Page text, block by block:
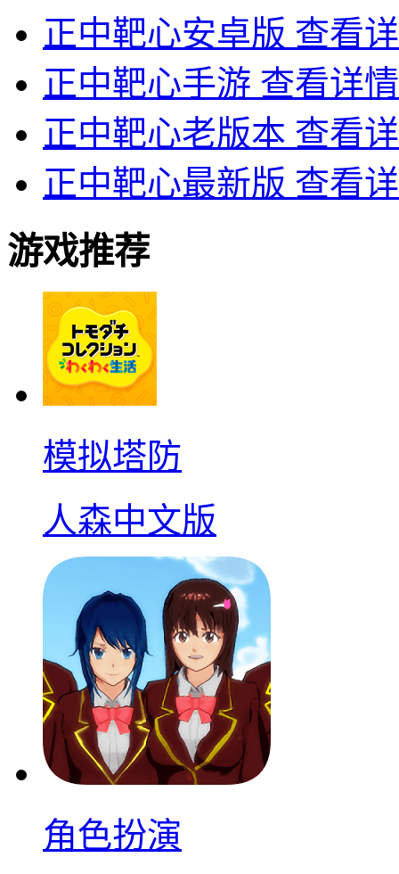
正中靶心安卓版 查看
正中靶心手游 查看详情
正中靶心老版本 查看
正中靶心最新版 查看
游戏推荐
模拟塔防
人森中文版
角色扮演